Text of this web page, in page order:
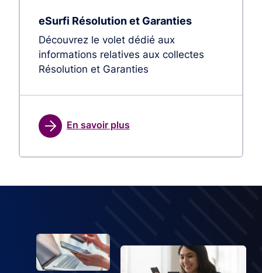
eSurfi Résolution et Garanties
Découvrez le volet dédié aux
informations relatives aux collectes
Résolution et Garanties
En savoir plus